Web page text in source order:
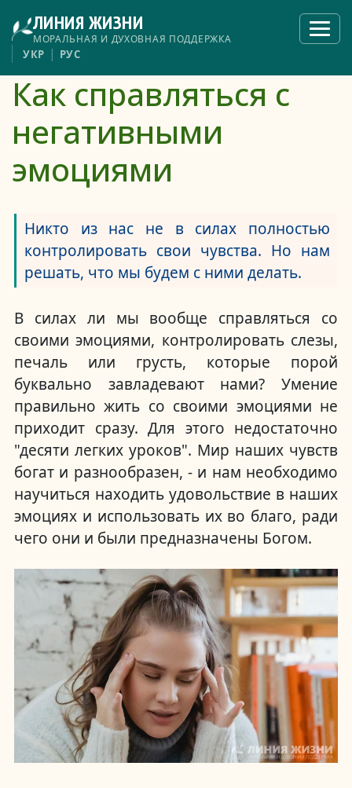
основному
содержанию
ЛИНИЯ ЖИЗНИ
МОРАЛЬНАЯ И ДУХОВНАЯ ПОДДЕРЖКА
меню
УКР РУС
Как справляться с
негативными
эмоциями
Никто из нас не в силах полностью
контролировать свои чувства. Но нам
решать, что мы будем с ними делать.
В силах ли мы вообще справляться со
своими эмоциями, контролировать слезы,
печаль или грусть, которые порой
буквально завладевают нами? Умение
правильно жить со своими эмоциями не
приходит сразу. Для этого недостаточно
"десяти легких уроков". Мир наших чувств
богат и разнообразен, - и нам необходимо
научиться находить удовольствие в наших
эмоциях и использовать их во благо, ради
чего они и были предназначены Богом.